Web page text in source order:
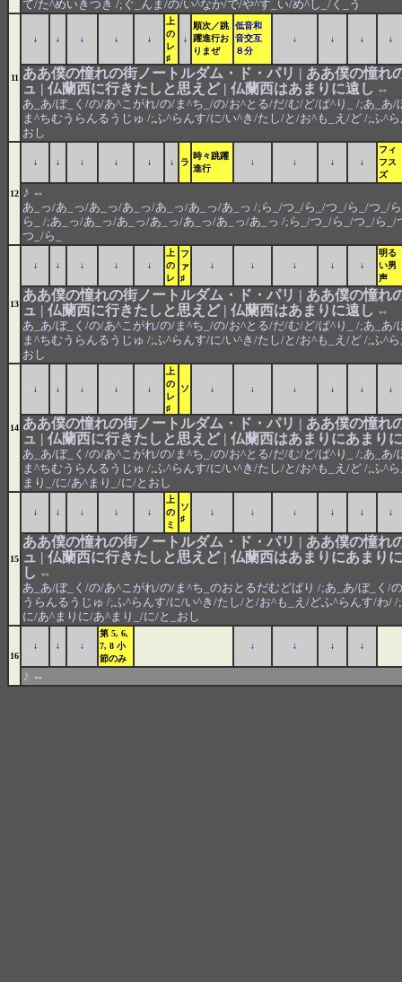
て/た^めいきつき /;ぐ_んま/の/い^なか/で/や^す_い/め^し_/く_う
11
↓ ↓ ↓ ↓ ↓
上
の
レ
♯
↓
順次／跳
躍進行お
りまぜ
低音和
音交互
８分
↓ ↓ ↓ ↓
ああ僕の憧れの街ノートルダム・ド・パリ | ああ僕の憧れ
ュ | 仏蘭西に行きたしと思えど | 仏蘭西はあまりに遠し ⇔
あ_あ/ぼ_く/の/あ^こがれ/の/ま^ち_/の/お^とる/だ/む/ど/ぱ^り_ /;あ_あ/
ま^ちむうらんるうじゅ /;ふ^らんす/に/い^き/たし/と/お^も_え/ど /;ふ^
おし
12
↓ ↓ ↓ ↓ ↓ ↓ ラ
時々跳躍
進行
↓ ↓ ↓ ↓
フィ
フス
ズ
♪ ⇔
あ_っ/あ_っ/あ_っ/あ_っ/あ_っ/あ_っ/あ_っ /;ら_/つ_/ら_/つ_/ら_/つ_/
ら_ /;あ_っ/あ_っ/あ_っ/あ_っ/あ_っ/あ_っ/あ_っ /;ら_/つ_/ら_/つ_/ら
つ_/ら_
13
↓ ↓ ↓ ↓ ↓
上
の
レ
フ
ァ
♯
↓ ↓ ↓ ↓ ↓
明る
い男
声
ああ僕の憧れの街ノートルダム・ド・パリ | ああ僕の憧れ
ュ | 仏蘭西に行きたしと思えど | 仏蘭西はあまりに遠し ⇔
あ_あ/ぼ_く/の/あ^こがれ/の/ま^ち_/の/お^とる/だ/む/ど/ぱ^り_ /;あ_あ/
ま^ちむうらんるうじゅ /;ふ^らんす/に/い^き/たし/と/お^も_え/ど /;ふ^
おし
14
↓ ↓ ↓ ↓ ↓
上
の
レ
♯
ソ ↓ ↓ ↓ ↓ ↓ ↓
ああ僕の憧れの街ノートルダム・ド・パリ | ああ僕の憧れ
ュ | 仏蘭西に行きたしと思えど | 仏蘭西はあまりにあまり
あ_あ/ぼ_く/の/あ^こがれ/の/ま^ち_/の/お^とる/だ/む/ど/ぱ^り_ /;あ_あ/
ま^ちむうらんるうじゅ /;ふ^らんす/に/い^き/たし/と/お^も_え/ど /;ふ^
まり_/に/あ^まり_/に/とおし
15
↓ ↓ ↓ ↓ ↓
上
の
ミ
ソ
♯
↓ ↓ ↓ ↓ ↓ ↓
ああ僕の憧れの街ノートルダム・ド・パリ | ああ僕の憧れ
ュ | 仏蘭西に行きたしと思えど | 仏蘭西はあまりにあまり
し ⇔
あ_あ/ぼ_く/の/あ^こがれ/の/ま^ち_のおとるだむどぱり /;あ_あ/ぼ_く/
うらんるうじゅ /;ふ^らんす/に/い^き/たし/と/お^も_え/どふ^らんす/わ/
に/あ^まりに/あ^まり_/に/と_おし
16
↓ ↓ ↓
第 5, 6,
7, 8 小
節のみ
↓ ↓ ↓ ↓
♪ ⇔